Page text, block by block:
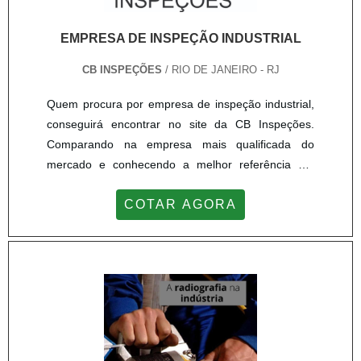
EMPRESA DE INSPEÇÃO INDUSTRIAL
CB INSPEÇÕES / RIO DE JANEIRO - RJ
Quem procura por empresa de inspeção industrial,
conseguirá encontrar no site da CB Inspeções.
Comparando na empresa mais qualificada do
mercado e conhecendo a melhor referência em
sempre ser prestado por empresas especializadas
a qualidade e assertividade do serviço, além de
elaboradas. A...
COTAR AGORA